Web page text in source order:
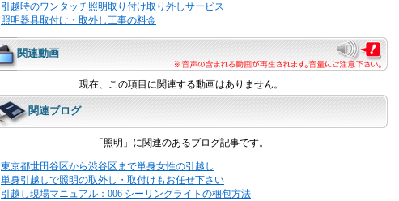
引越時のワンタッチ照明取り付け取り外しサービス
照明器具取付け・取外し工事の料金
関連動画
現在、この項目に関連する動画はありません。
関連ブログ
「照明」に関連のあるブログ記事です。
東京都世田谷区から渋谷区まで単身女性の引越し
単身引越しで照明の取外し・取付けもお任せ下さい
引越し現場マニュアル：006 シーリングライトの梱包方法